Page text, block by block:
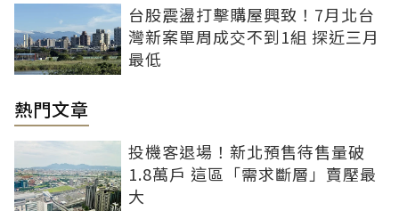
台股震盪打擊購屋興致！7月北台
灣新案單周成交不到1組 探近三月
最低
熱門文章
投機客退場！新北預售待售量破
1.8萬戶 這區「需求斷層」賣壓最
大